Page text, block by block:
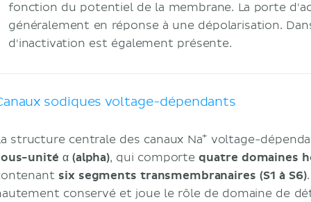
fonction du potentiel de la membrane. La porte
généralement en réponse à une dépolarisation.
d'inactivation est également présente.
sodiques voltage-dépendants
structure centrale des canaux Na+ voltage-
unité α (alpha), qui comportequatre domaines
six segments transmembranaires (S1 à S6)
conservé et joue le rôle de domaine de